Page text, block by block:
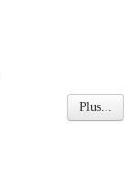
Plus...